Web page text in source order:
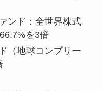
ンド：全世界株式
を3倍
（地球コンプリー